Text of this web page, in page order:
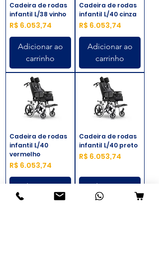
Cadeira de rodas
infantil L/38 vinho
Preço
R$ 6.053,74
Adicionar ao
carrinho
Cadeira de rodas
infantil L/40 cinza
Preço
R$ 6.053,74
Adicionar ao
carrinho
Cadeira de rodas
infantil L/40
vermelho
Preço
R$ 6.053,74
Adicionar ao
carrinho
Cadeira de rodas
infantil L/40 preto
Preço
R$ 6.053,74
Adicionar ao
carrinho